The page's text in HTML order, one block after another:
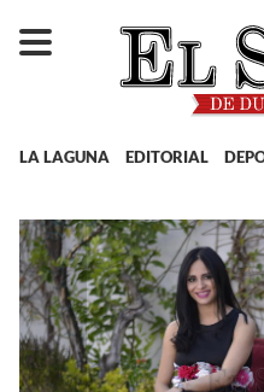
LA LAGUNA EDITORIAL